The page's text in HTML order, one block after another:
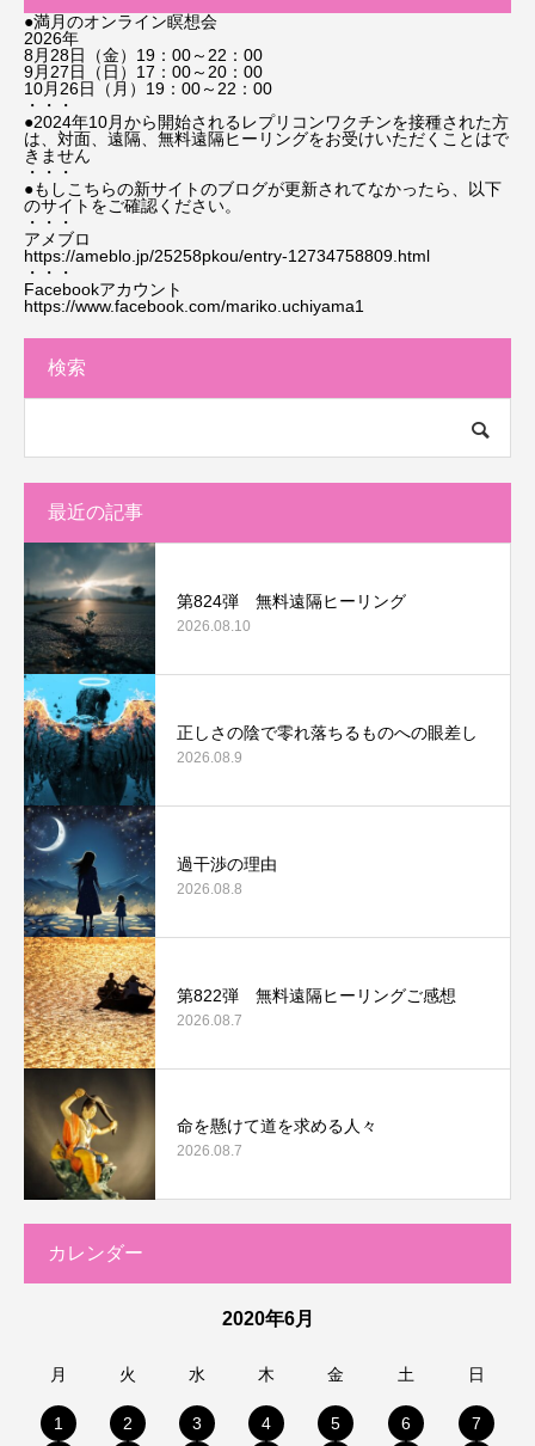
●満月のオンライン瞑想会
2026年
8月28日（金）19：00～22：00
9月27日（日）17：00～20：00
10月26日（月）19：00～22：00
・・・
●2024年10月から開始されるレプリコンワクチンを接種された方
は、対面、遠隔、無料遠隔ヒーリングをお受けいただくことはで
きません
・・・
●もしこちらの新サイトのブログが更新されてなかったら、以下
のサイトをご確認ください。
・・・
アメブロ
https://ameblo.jp/25258pkou/entry-12734758809.html
・・・
Facebookアカウント
https://www.facebook.com/mariko.uchiyama1
検索
最近の記事
第824弾 無料遠隔ヒーリング
2026.08.10
正しさの陰で零れ落ちるものへの眼差し
2026.08.9
過干渉の理由
2026.08.8
第822弾 無料遠隔ヒーリングご感想
2026.08.7
命を懸けて道を求める人々
2026.08.7
カレンダー
2020年6月
月 火 水 木 金 土 日
1 2 3 4 5 6
7